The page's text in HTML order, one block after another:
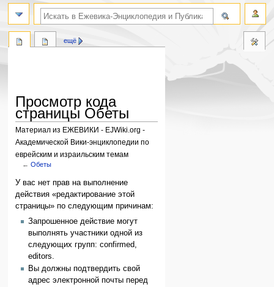
Просмотр кода
страницы Обеты
Материал из ЕЖЕВИКИ - EJWiki.org -
Академической Вики-энциклопедии по
еврейским и израильским темам
←Обеты
Перейти
к
навигации
Перейти
к
поиску
У вас нет прав на выполнение
действия «редактирование этой
страницы» по следующим причинам:
Запрошенное действие могут
выполнять участники одной из
следующих групп: confirmed,
editors.
Вы должны подтвердить свой
адрес электронной почты перед
ещё
поиск по словам